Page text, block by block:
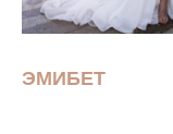
ЭМИБЕТ